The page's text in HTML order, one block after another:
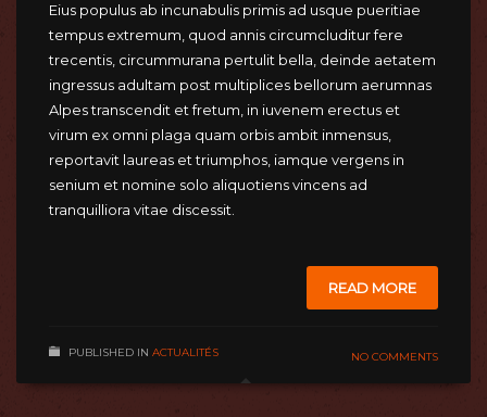
Eius populus ab incunabulis primis ad usque pueritiae
tempus extremum, quod annis circumcluditur fere
trecentis, circummurana pertulit bella, deinde aetatem
ingressus adultam post multiplices bellorum aerumnas
Alpes transcendit et fretum, in iuvenem erectus et
virum ex omni plaga quam orbis ambit inmensus,
reportavit laureas et triumphos, iamque vergens in
senium et nomine solo aliquotiens vincens ad
tranquilliora vitae discessit.
READ MORE
PUBLISHED IN ACTUALITÉS NO COMMENTS